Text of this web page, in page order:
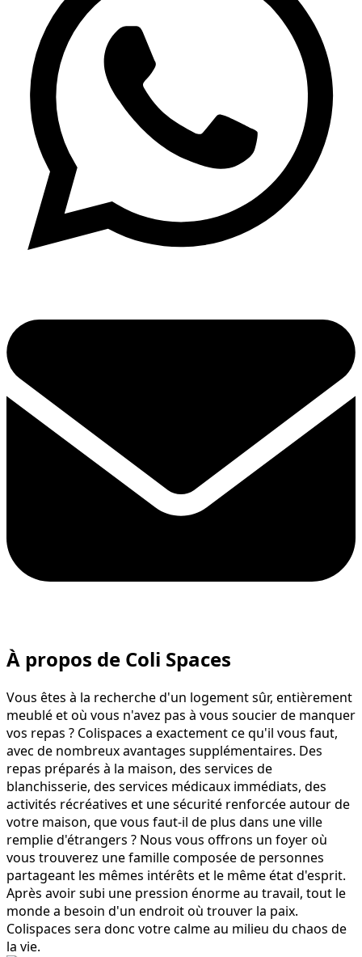
À propos de Coli Spaces
Vous êtes à la recherche d'un logement sûr, entièrement
meublé et où vous n'avez pas à vous soucier de manquer
vos repas ? Colispaces a exactement ce qu'il vous faut,
avec de nombreux avantages supplémentaires. Des
repas préparés à la maison, des services de
blanchisserie, des services médicaux immédiats, des
activités récréatives et une sécurité renforcée autour de
votre maison, que vous faut-il de plus dans une ville
remplie d'étrangers ? Nous vous offrons un foyer où
vous trouverez une famille composée de personnes
partageant les mêmes intérêts et le même état d'esprit.
Après avoir subi une pression énorme au travail, tout le
monde a besoin d'un endroit où trouver la paix.
Colispaces sera donc votre calme au milieu du chaos de
la vie.